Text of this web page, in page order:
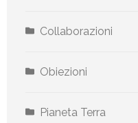
Collaborazioni
Obiezioni
Pianeta Terra